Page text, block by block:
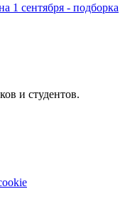
1 сентября - подборка
и студентов.